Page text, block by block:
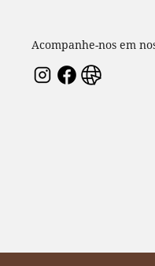
Acompanhe-nos em